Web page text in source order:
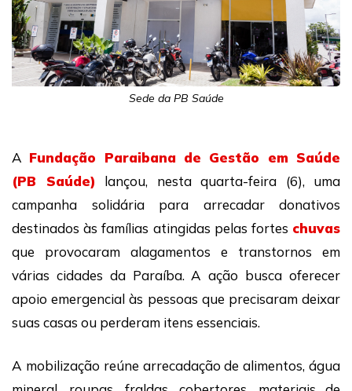
Sede da PB Saúde
A Fundação Paraibana de Gestão em Saúde
(PB Saúde) lançou, nesta quarta-feira (6), uma
campanha solidária para arrecadar donativos
destinados às famílias atingidas pelas fortes chuvas
que provocaram alagamentos e transtornos em
várias cidades da Paraíba. A ação busca oferecer
apoio emergencial às pessoas que precisaram deixar
suas casas ou perderam itens essenciais.
A mobilização reúne arrecadação de alimentos, água